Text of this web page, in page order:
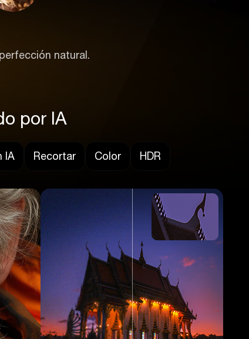
natural.
por IA
IA Recortar Color HDR